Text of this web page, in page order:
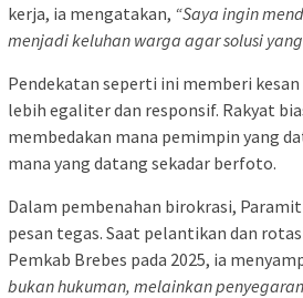
kerja, ia mengatakan, “Saya ingin
menjadi keluhan warga agar solusi
Pendekatan seperti ini memberi
lebih egaliter dan responsif. Rakyat
membedakan mana pemimpin yang
mana yang datang sekadar berfoto.
Dalam pembenahan birokrasi,
pesan tegas. Saat pelantikan dan
Pemkab Brebes pada 2025, ia
bukan hukuman, melainkan